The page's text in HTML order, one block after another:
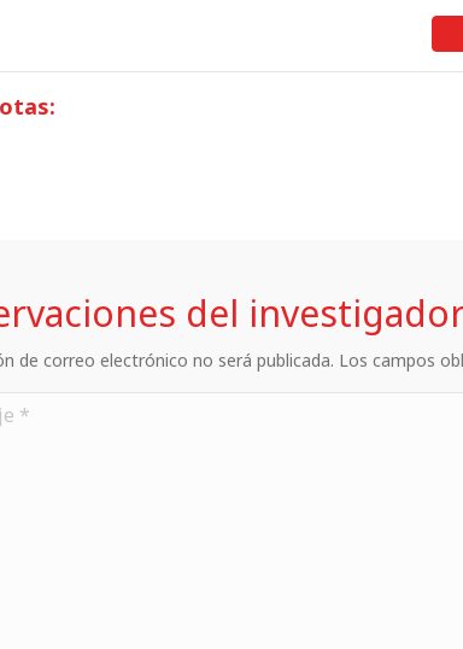
del
de correo electrónico no será publicada. Los campos